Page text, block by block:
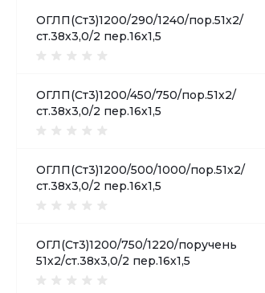
ОГЛП(Ст3)1200/290/1240/пор.51х2/
ст.38х3,0/2 пер.16х1,5
ОГЛП(Ст3)1200/450/750/пор.51х2/
ст.38х3,0/2 пер.16х1,5
ОГЛП(Ст3)1200/500/1000/пор.51х2/
ст.38х3,0/2 пер.16х1,5
ОГЛ(Ст3)1200/750/1220/поручень
51х2/ст.38х3,0/2 пер.16х1,5